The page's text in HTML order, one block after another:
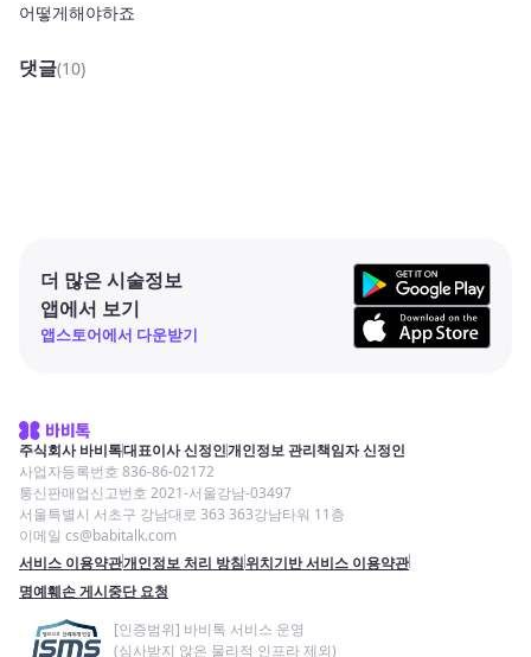
어떻게해야하죠
댓글(10)
더 많은 시술정보
앱에서 보기
앱스토어에서 다운받기
주식회사 바비톡대표이사 신정인개인정보 관리책임자 신정인
사업자등록번호 836-86-02172
통신판매업신고번호 2021-서울강남-03497
서울특별시 서초구 강남대로 363 363강남타워 11층
이메일 cs@babitalk.com
서비스 이용약관개인정보 처리 방침위치기반 서비스 이용약관
명예훼손 게시중단 요청
[인증범위] 바비톡 서비스 운영
(심사받지 않은 물리적 인프라 제외)